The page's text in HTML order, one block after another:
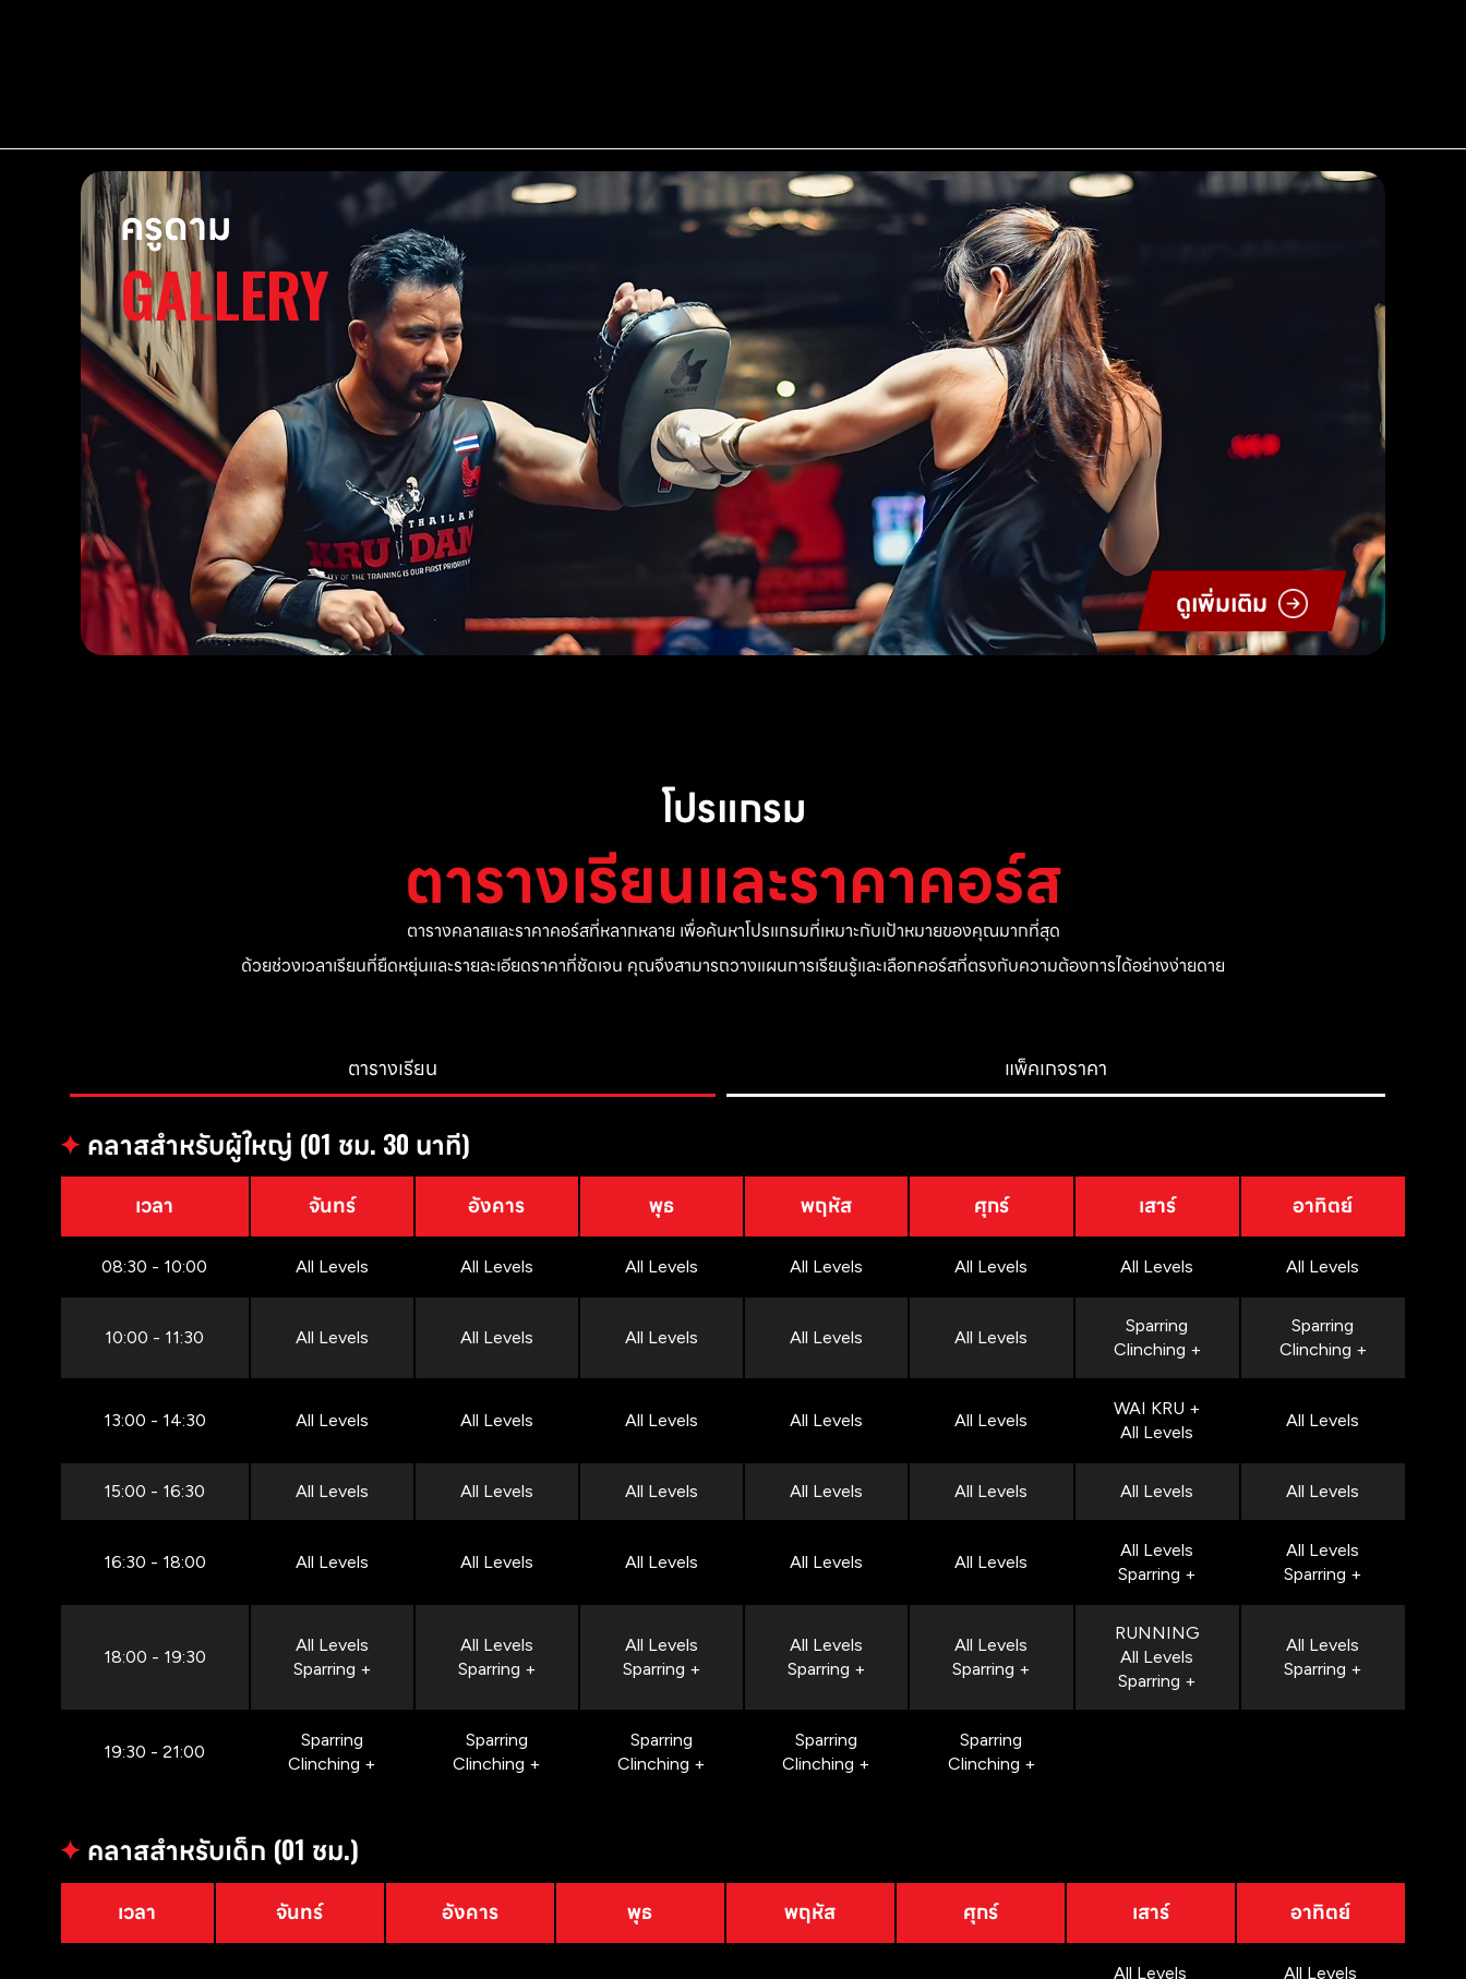
ครูดาม
GALLERY
ดูเพิ่มเติม
โปรแกรม
ตารางเรียนและราคาคอร์ส
ตารางคลาสและราคาคอร์สที่หลากหลาย เพื่อค้นหาโปรแกรมที่เหมาะกับเป้าหมายของคุณมากที่สุด
ด้วยช่วงเวลาเรียนที่ยืดหยุ่นและรายละเอียดราคาที่ชัดเจน คุณจึงสามารถวางแผนการเรียนรู้และเลือกคอร์สที่ตรงกับความต้องการได้อย่างง่ายดาย
ตารางเรียน แพ็คเกจราคา
✦คลาสสำหรับผู้ใหญ่ (01 ชม. 30 นาที)
เวลา จันทร์ อังคาร พุธ พฤหัส ศุกร์ เสาร์ อาทิตย์
08:30 - 10:00 All Levels All Levels All Levels All Levels All Levels All Levels All Levels
10:00 - 11:30 All Levels All Levels All Levels All Levels All Levels
Sparring
Clinching +
Sparring
Clinching +
13:00 - 14:30 All Levels All Levels All Levels All Levels All Levels
WAI KRU +
All Levels
All Levels
15:00 - 16:30 All Levels All Levels All Levels All Levels All Levels All Levels All Levels
16:30 - 18:00 All Levels All Levels All Levels All Levels All Levels
All Levels
Sparring +
All Levels
Sparring +
18:00 - 19:30
All Levels
Sparring +
All Levels
Sparring +
All Levels
Sparring +
All Levels
Sparring +
All Levels
Sparring +
RUNNING
All Levels
Sparring +
All Levels
Sparring +
19:30 - 21:00
Sparring
Clinching +
Sparring
Clinching +
Sparring
Clinching +
Sparring
Clinching +
Sparring
Clinching +
✦คลาสสำหรับเด็ก (01 ชม.)
เวลา จันทร์ อังคาร พุธ พฤหัส ศุกร์ เสาร์ อาทิตย์
All Levels All Levels